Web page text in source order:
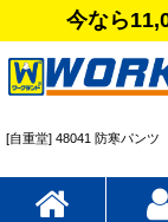
今なら
[自重堂] 48041 防寒パンツ